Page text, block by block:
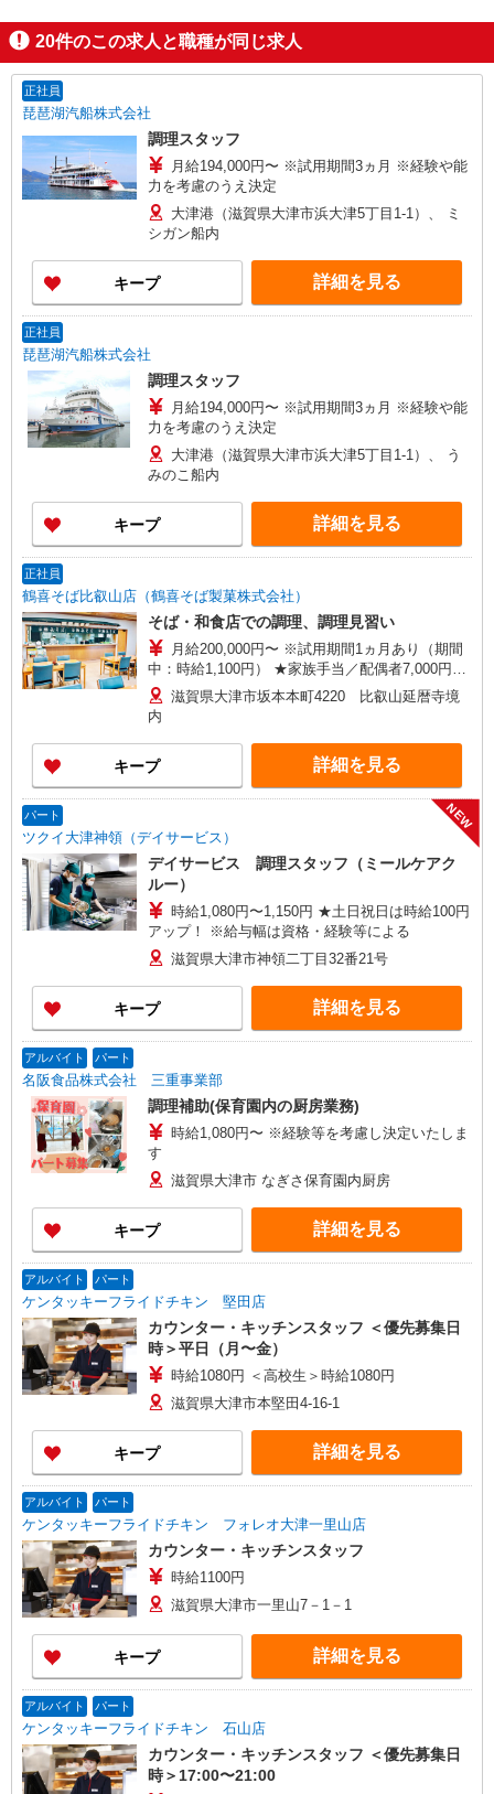
20件のこの求人と職種が同じ求人
正社員
琵琶湖汽船株式会社
調理スタッフ
月給194,000円〜 ※試用期間3ヵ月 ※経験や能
力を考慮のうえ決定
大津港（滋賀県大津市浜大津5丁目1-1）、 ミ
シガン船内
キープ 詳細を見る
正社員
琵琶湖汽船株式会社
調理スタッフ
月給194,000円〜 ※試用期間3ヵ月 ※経験や能
力を考慮のうえ決定
大津港（滋賀県大津市浜大津5丁目1-1）、 う
みのこ船内
キープ 詳細を見る
正社員
鶴喜そば比叡山店（鶴喜そば製菓株式会社）
そば・和食店での調理、調理見習い
月給200,000円〜 ※試用期間1ヵ月あり（期間
中：時給1,100円） ★家族手当／配偶者7,000円・
子ども1人3,000円 ★残業手当（法定通り）
滋賀県大津市坂本本町4220 比叡山延暦寺境
内
キープ 詳細を見る
パート
ツクイ大津神領（デイサービス）
NEW
デイサービス 調理スタッフ（ミールケアク
ルー）
時給1,080円〜1,150円 ★土日祝日は時給100円
アップ！ ※給与幅は資格・経験等による
滋賀県大津市神領二丁目32番21号
キープ 詳細を見る
アルバイト パート
名阪食品株式会社 三重事業部
調理補助(保育園内の厨房業務)
時給1,080円〜 ※経験等を考慮し決定いたしま
す
滋賀県大津市 なぎさ保育園内厨房
キープ 詳細を見る
アルバイト パート
ケンタッキーフライドチキン 堅田店
カウンター・キッチンスタッフ ＜優先募集日
時＞平日（月〜金）
時給1080円 ＜高校生＞時給1080円
滋賀県大津市本堅田4-16-1
キープ 詳細を見る
アルバイト パート
ケンタッキーフライドチキン フォレオ大津一里山店
カウンター・キッチンスタッフ
時給1100円
滋賀県大津市一里山7－1－1
キープ 詳細を見る
アルバイト パート
ケンタッキーフライドチキン 石山店
カウンター・キッチンスタッフ ＜優先募集日
時＞17:00〜21:00